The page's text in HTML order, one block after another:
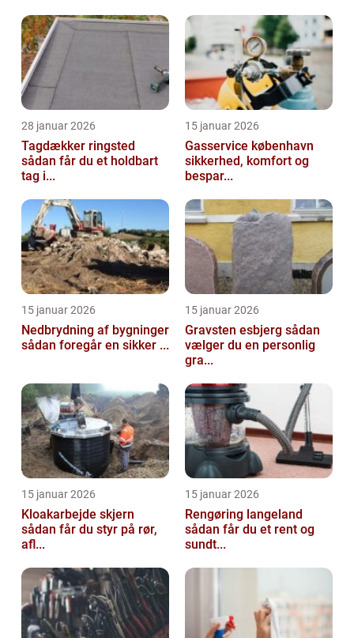
28 januar 2026
Tagdækker ringsted
sådan får du et holdbart
tag i...
15 januar 2026
Gasservice københavn
sikkerhed, komfort og
bespar...
15 januar 2026
Nedbrydning af bygninger
sådan foregår en sikker ...
15 januar 2026
Gravsten esbjerg sådan
vælger du en personlig
gra...
15 januar 2026
Kloakarbejde skjern
sådan får du styr på rør,
afl...
15 januar 2026
Rengøring langeland
sådan får du et rent og
sundt...